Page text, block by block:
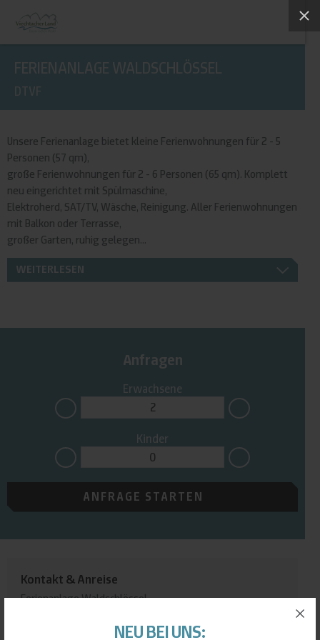
FERIENANLAGE WALDSCHLÖSSEL
DTVF
Unsere Ferienanlage bietet kleine Ferienwohnungen für 2 - 5
Personen (57 qm),
große Ferienwohnungen für 2 - 6 Personen (65 qm). Komplett
neu eingerichtet mit Spülmaschine,
Elektroherd, SAT/TV, Wäsche, Reinigung. Aller Ferienwohnungen
mit Balkon oder Terrasse,
großer Garten, ruhig gelegen...
WEITERLESEN
Anfragen
Erwachsene
Kinder
ANFRAGE STARTEN
Kontakt & Anreise
Ferienanlage Waldschlössel
NEU BEI UNS: